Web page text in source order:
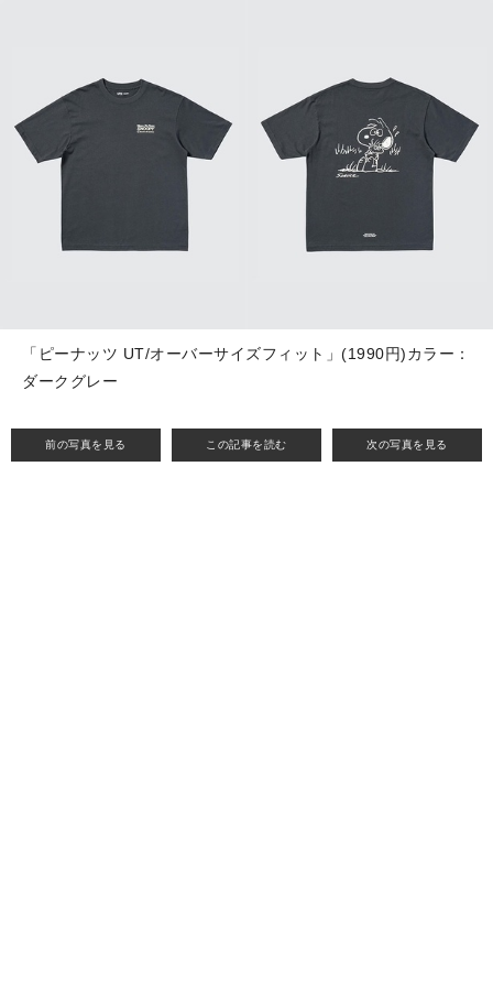
前の写真を見る この記事を読む 次の写真を見る
「ピーナッツ UT/オーバーサイズフィット」(1990円)カラー：
ダークグレー